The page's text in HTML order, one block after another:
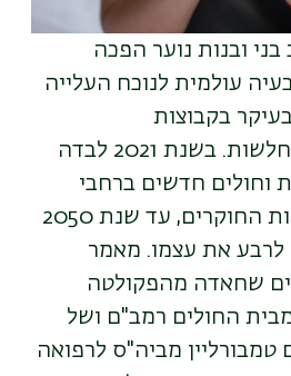
2 בקרב בני ובנות נוער הפכה
עולמית לנוכח העלייה
בקבוצות
סוציו-אקונומיות מוחלשות. בשנת 2021 לבדה
חולות וחולים חדשים ברחבי
העולם, ועל פי תחזיות החוקרים, עד שנת 2050
לרבע את עצמו. מאמר
שחאדה מהפקולטה
החולים רמב"ם ושל
טמבורליין מביה"ס לרפואה